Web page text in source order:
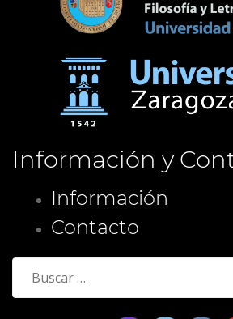
Información y
Información
Contacto
Buscar: